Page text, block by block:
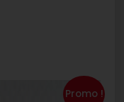
Promo !